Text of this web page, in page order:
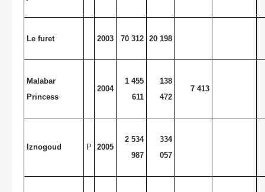
Le furet 2003 70 312 20 198
Malabar
Princess
2004
1 455
611
138
472
7 413
Iznogoud P 2005
2 534
987
334
057